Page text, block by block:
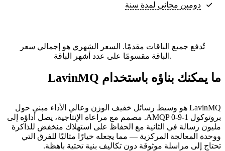
دومين مجاني لمدة سنة
تُدفع جميع الباقات مقدمًا. السعر الشهري هو إجمالي سعر
الباقة مقسومًا على عدد أشهر الباقة.
ما يمكنك بناؤه باستخدام LavinMQ
LavinMQ هو وسيط رسائل خفيف الوزن وعالي الأداء مبني حول
بروتوكول AMQP 0-9-1. مصمم مع مراعاة الإنتاجية، يصل أداؤه إلى
مليون رسالة في الثانية مع الحفاظ على استهلاك منخفض للذاكرة
ووحدة المعالجة المركزية — مما يجعله خيارًا مثاليًا للفرق التي
تحتاج إلى مراسلة موثوقة دون تكاليف بنية تحتية باهظة.